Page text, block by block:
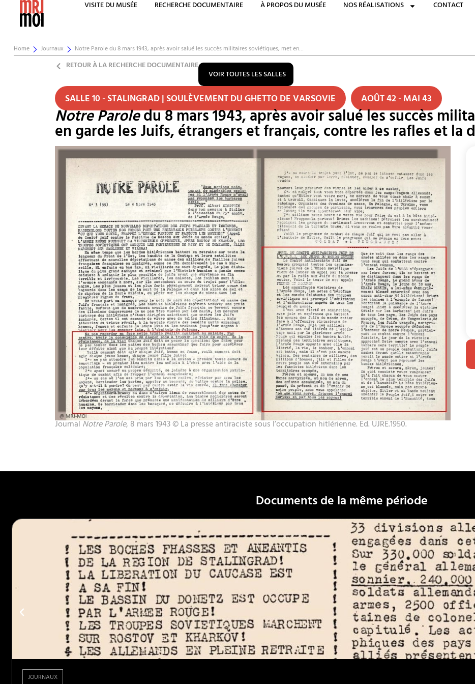
VISITE DU MUSÉE RECHERCHE DOCUMENTAIRE À PROPOS DU MUSÉE NOS RÉALISATIONS CONTACT
Home Journaux Notre Parole du 8 mars 1943, après avoir salué les succès militaires soviétiques, met en…
RETOUR À LA RECHERCHE DOCUMENTAIRE
VOIR TOUTES LES SALLES
SALLE 10 - STALINGRAD | SOULÈVEMENT DU GHETTO DE VARSOVIE AOÛT 42 - MAI 43
Notre Paroledu 8 mars 1943, après avoir salué les succès
en garde les Juifs, étrangers et français, contre les rafles et la
JournalNotre Parole, 8 mars 1943 © La presse antiraciste sous l’occupation hitlérienne. Ed. UJRE.1950.
Documents de la même période
JOURNAUX